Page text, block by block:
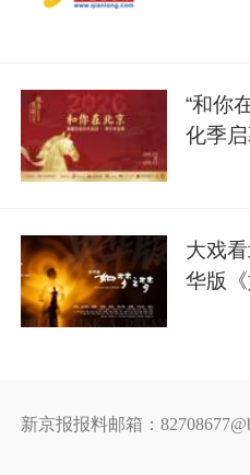
“和你
化季
大戏
华版
新京报报料邮箱：